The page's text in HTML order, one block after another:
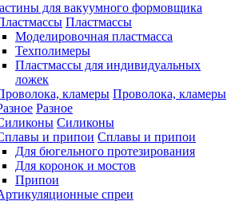
для вакуумного формовщика
Пластмассы
Моделировочная пластмасса
Техполимеры
Пластмассы для индивидуальных
ложек
Проволока, кламеры
Разное
Силиконы
Сплавы и припои
Для бюгельного протезирования
Для коронок и мостов
Припои